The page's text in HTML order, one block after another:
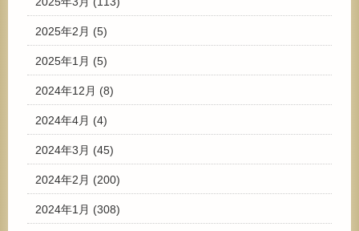
2025年2月 (5)
2025年1月 (5)
2024年12月 (8)
2024年4月 (4)
2024年3月 (45)
2024年2月 (200)
2024年1月 (308)